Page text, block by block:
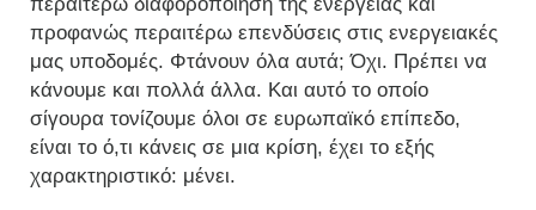
περαιτέρω διαφοροποίηση της ενέργειας και
προφανώς περαιτέρω επενδύσεις στις ενεργειακές
μας υποδομές. Φτάνουν όλα αυτά; Όχι. Πρέπει να
κάνουμε και πολλά άλλα. Και αυτό το οποίο
σίγουρα τονίζουμε όλοι σε ευρωπαϊκό επίπεδο,
είναι το ό,τι κάνεις σε μια κρίση, έχει το εξής
χαρακτηριστικό: μένει.